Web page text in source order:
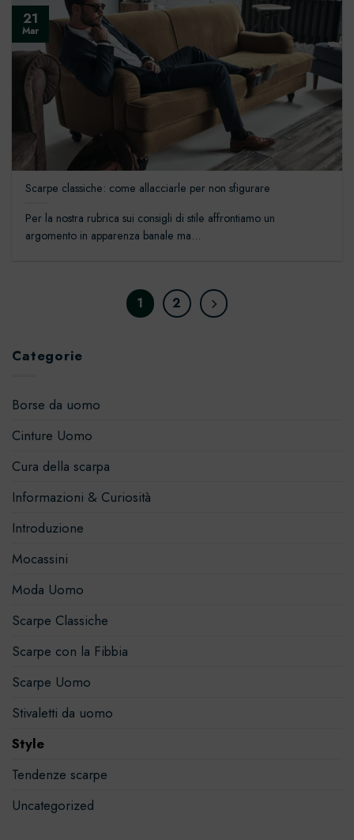
Categorie
Borse da uomo
Cinture Uomo
Cura della scarpa
Informazioni & Curiosità
Introduzione
Mocassini
Moda Uomo
Scarpe Classiche
Scarpe con la Fibbia
Scarpe Uomo
Stivaletti da uomo
Style
Tendenze scarpe
Uncategorized
Scarpe classiche: come allacciarle per non sfigurare
Per la nostra rubrica sui consigli di stile affrontiamo un
argomento in apparenza banale ma...
21
Mar
1 2